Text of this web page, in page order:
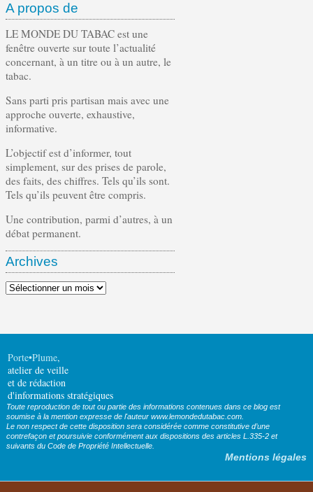
A propos de
LE MONDE DU TABAC est une
fenêtre ouverte sur toute l’actualité
concernant, à un titre ou à un autre, le
tabac.
Sans parti pris partisan mais avec une
approche ouverte, exhaustive,
informative.
L’objectif est d’informer, tout
simplement, sur des prises de parole,
des faits, des chiffres. Tels qu’ils sont.
Tels qu’ils peuvent être compris.
Une contribution, parmi d’autres, à un
débat permanent.
Archives
Archives
Porte•Plume,
atelier de veille
et de rédaction
d'informations stratégiques
Toute reproduction de tout ou partie des informations contenues dans ce blog est
soumise à la mention expresse de l'auteur www.lemondedutabac.com.
Le non respect de cette disposition sera considérée comme constitutive d’une
contrefaçon et poursuivie conformément aux dispositions des articles L.335-2 et
suivants du Code de Propriété Intellectuelle.
Mentions légales